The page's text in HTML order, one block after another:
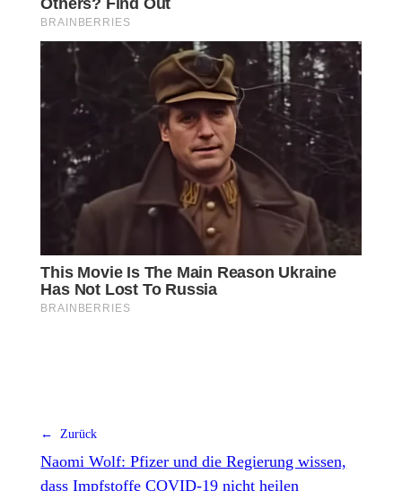
← Zurück
Naomi Wolf: Pfizer und die Regierung wissen,
dass Impfstoffe COVID-19 nicht heilen